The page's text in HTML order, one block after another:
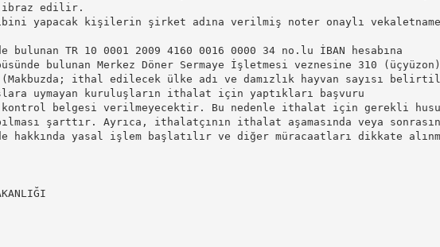
ibraz edilir.
yapacak kişilerin şirket adına verilmiş noter onaylı
bulunan TR 10 0001 2009 4160 0016 0000 34 no.lu İBAN hesabına
bulunan Merkez Döner Sermaye İşletmesi veznesine 310 (üçyüzon)
(Makbuzda; ithal edilecek ülke adı ve damızlık hayvan sayısı
uymayan kuruluşların ithalat için yaptıkları başvuru
kontrol belgesi verilmeyecektir. Bu nedenle ithalat için gerekli
şarttır. Ayrıca, ithalatçının ithalat aşamasında veya
yasal işlem başlatılır ve diğer müracaatları dikkate